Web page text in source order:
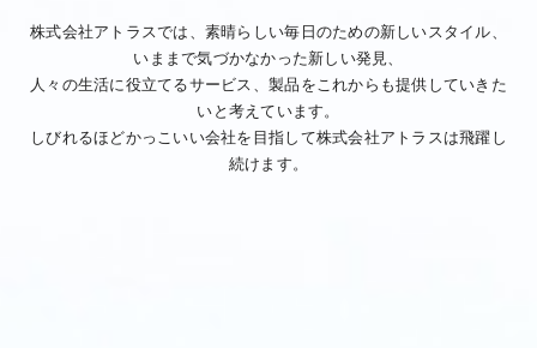
株式会社アトラスでは、素晴らしい毎日のための新しいスタイル、
いままで気づかなかった新しい発見、
人々の生活に役立てるサービス、製品をこれからも提供していきた
いと考えています。
しびれるほどかっこいい会社を目指して株式会社アトラスは飛躍し
続けます。